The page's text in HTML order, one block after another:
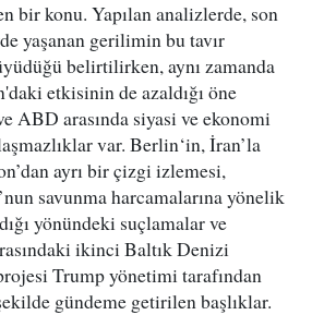
bir konu. Yapılan analizlerde, son
yaşanan gerilimin bu tavır
belirtilirken, aynı zamanda
etkisinin de azaldığı öne
ABD arasında siyasi ve ekonomi
var. Berlin‘in, İran’la
ayrı bir çizgi izlemesi,
savunma harcamalarına yönelik
yönündeki suçlamalar ve
ikinci Baltık Denizi
Trump yönetimi tarafından
gündeme getirilen başlıklar.